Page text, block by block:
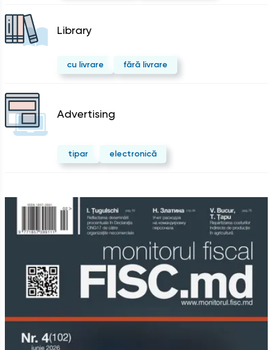
Library
cu livrare fără livrare
Advertising
tipar electronică